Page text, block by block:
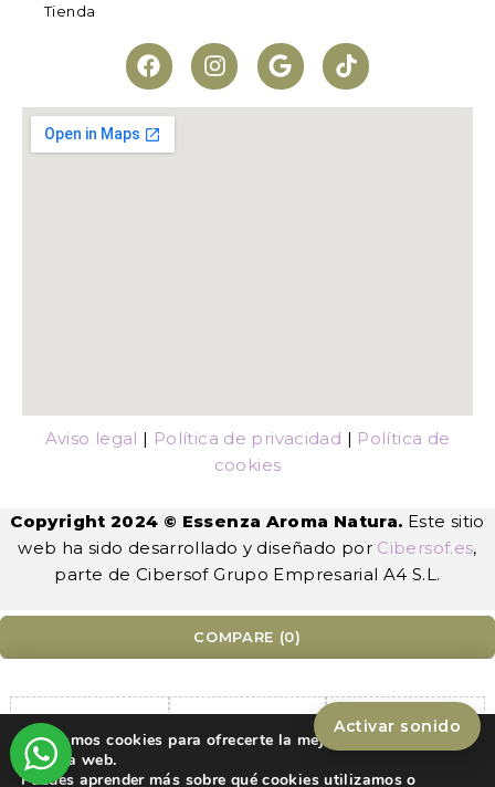
Tienda
Aviso legal | Política de privacidad | Política de
cookies
Copyright 2024 © Essenza Aroma Natura. Este sitio
web ha sido desarrollado y diseñado por Cibersof.es,
parte de Cibersof Grupo Empresarial A4 S.L.
Utilizamos cookies para ofrecerte la mejor experiencia en
nuestra web.
Puedes aprender más sobre qué cookies utilizamos o
Activar sonido
COMPARE (0)